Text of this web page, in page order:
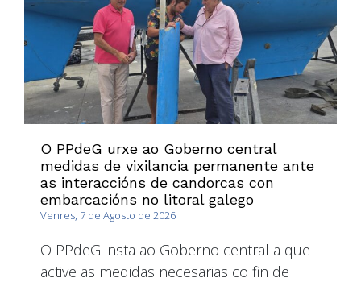
O PPdeG urxe ao Goberno central
medidas de vixilancia permanente ante
as interaccións de candorcas con
embarcacións no litoral galego
Venres, 7 de Agosto de 2026
O PPdeG insta ao Goberno central a que
active as medidas necesarias co fin de